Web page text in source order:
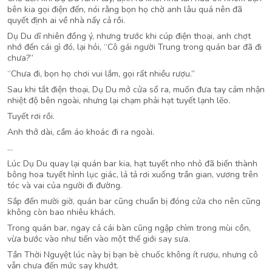
bên kia gọi điện đến, nói rằng bọn họ chờ anh lâu quá nên đã
quyết định ai về nhà nấy cả rồi.
Dụ Du dĩ nhiên đồng ý, nhưng trước khi cúp điện thoại, anh chợt
nhớ đến cái gì đó, lại hỏi, “Cô gái người Trung trong quán bar đã đi
chưa?”
“Chưa đi, bọn họ chơi vui lắm, gọi rất nhiều rượu.”
Sau khi tắt điện thoại, Dụ Du mở cửa sổ ra, muốn đưa tay cảm nhận
nhiệt độ bên ngoài, nhưng lại chạm phải hạt tuyết lạnh lẽo.
Tuyết rơi rồi.
Anh thở dài, cầm áo khoác đi ra ngoài.
…
Lúc Dụ Du quay lại quán bar kia, hạt tuyết nho nhỏ đã biến thành
bông hoa tuyết hình lục giác, lả tả rơi xuống trần gian, vương trên
tóc và vai của người đi đường.
Sắp đến mười giờ, quán bar cũng chuẩn bị đóng cửa cho nên cũng
không còn bao nhiêu khách.
Trong quán bar, ngay cả cái bàn cũng ngập chìm trong mùi cồn,
vừa bước vào như tiến vào một thế giới say sưa.
Tần Thời Nguyệt lúc này bị bạn bè chuốc không ít rượu, nhưng cô
vẫn chưa đến mức say khướt.